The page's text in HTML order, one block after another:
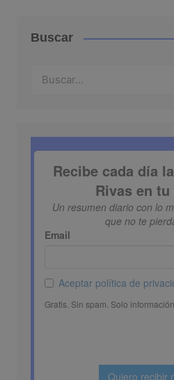
Buscar